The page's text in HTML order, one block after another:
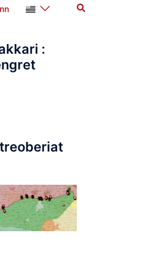
Search
: